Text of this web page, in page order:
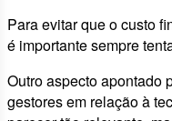
Para evitar que o custo
é importante sempre
Outro aspecto apontado
gestores em relação à